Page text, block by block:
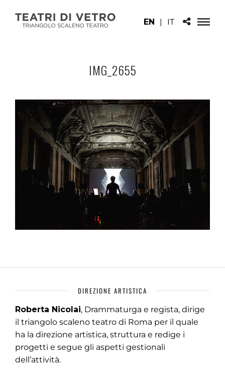
EN | IT
IMG_2655
DIREZIONE ARTISTICA
Roberta Nicolai, Drammaturga e regista, dirige
il triangolo scaleno teatro di Roma per il quale
ha la direzione artistica, struttura e redige i
progetti e segue gli aspetti gestionali
dell’attività.